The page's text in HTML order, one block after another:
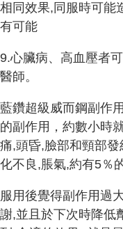
相同效果,同服時可能
有可能
9.心臟病、高血壓者
醫師。
藍鑽超級威而鋼副作
的副作用，約數小時
痛,頭昏,臉部和頸部
化不良,脹氣,約有5％
服用後覺得副作用過
謝,並且於下次時降低